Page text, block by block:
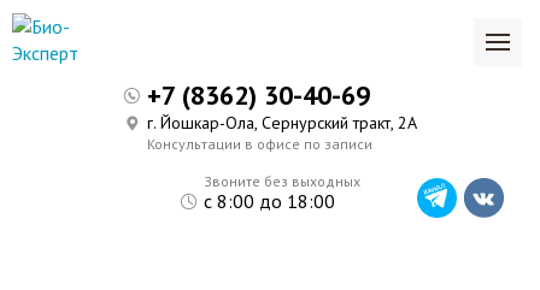
Звоните без выходных
с 8:00 до 18:00
+7 (8362) 30-40-69
г. Йошкар-Ола, Сернурский тракт, 2А
Консультации в офисе по записи